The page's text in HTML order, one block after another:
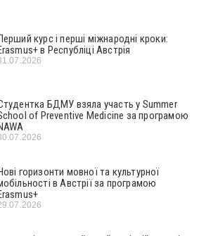
курс і перші міжнародні кроки:
в Республіці Австрія
БДМУ взяла участь у Summer
of Preventive Medicine за програмою
горизонти мовної та культурної
в Австрії за програмою